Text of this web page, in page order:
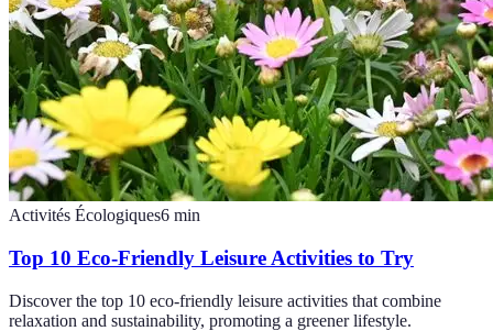
Activités Écologiques6 min
Top 10 Eco-Friendly Leisure Activities to Try
Discover the top 10 eco-friendly leisure activities that combine
relaxation and sustainability, promoting a greener lifestyle.